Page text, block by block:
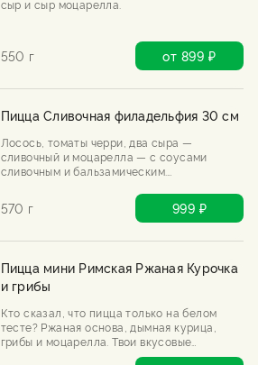
сыр и сыр моцарелла.
550 г от 899 ₽
Пицца Сливочная филадельфия 30 см
Лосось, томаты черри, два сыра —
сливочный и моцарелла — с соусами
сливочным и бальзамическим.
кажется, осталась навсегда.
570 г 999 ₽
Пицца мини Римская Ржаная Курочка
и грибы
Кто сказал, что пицца только на белом
тесте? Ржаная основа, дымная курица,
грибы и моцарелла. Твои вкусовые
рецепторы будут в замешательстве. Им